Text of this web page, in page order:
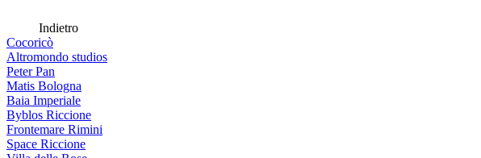
Indietro
Cocoricò
Altromondo studios
Peter Pan
Matis Bologna
Baia Imperiale
Byblos Riccione
Frontemare Rimini
Space Riccione